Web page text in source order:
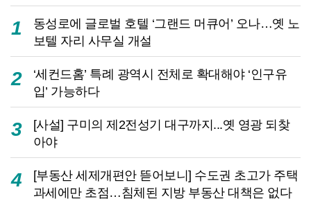
1
동성로에 글로벌 호텔 ‘그랜드 머큐어’ 오나…옛 노
보텔 자리 사무실 개설
2
‘세컨드홈’ 특례 광역시 전체로 확대해야 ‘인구유
입’ 가능하다
3
[사설] 구미의 제2전성기 대구까지...옛 영광 되찾
아야
4
[부동산 세제개편안 뜯어보니] 수도권 초고가 주택
과세에만 초점…침체된 지방 부동산 대책은 없다